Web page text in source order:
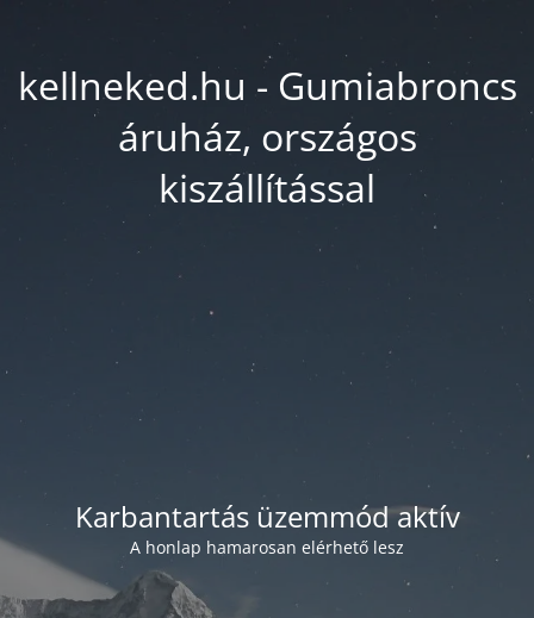
kellneked.hu - Gumiabroncs
áruház, országos
kiszállítással
Karbantartás üzemmód aktív
A honlap hamarosan elérhető lesz